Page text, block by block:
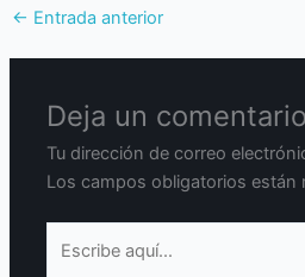
← Entrada anterior
Deja un comentario
Tu dirección de correo
Los campos obligatorios están
aquí...